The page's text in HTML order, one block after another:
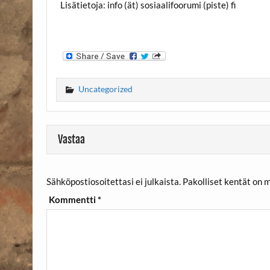
Lisätietoja: info (ät) sosiaalifoorumi (piste) fi
Uncategorized
Vastaa
Sähköpostiosoitettasi ei julkaista. Pakolliset kentät on
Kommentti*